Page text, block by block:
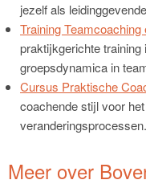
jezelf als
Training
praktijkgerichte
groepsdynamica in
Cursus Praktische
coachende stijl voor
veranderingsprocessen.
Meer over